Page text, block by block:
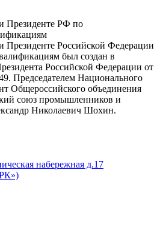
Президенте РФ по
Президенте Российской Федерации
был создан в
Российской Федерации от
Председателем Национального
Общероссийского объединения
союз промышленников и
Николаевич Шохин.
набережная д.17